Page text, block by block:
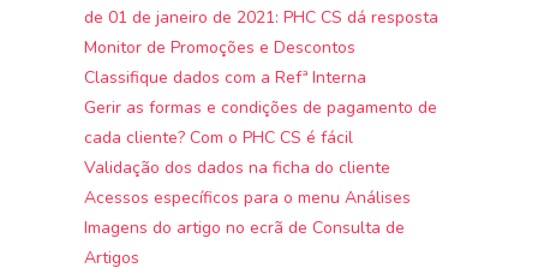
de 01 de janeiro de 2021: PHC CS dá resposta
Monitor de Promoções e Descontos
Classifique dados com a Refª Interna
Gerir as formas e condições de pagamento de
cada cliente? Com o PHC CS é fácil
Validação dos dados na ficha do cliente
Acessos específicos para o menu Análises
Imagens do artigo no ecrã de Consulta de
Artigos